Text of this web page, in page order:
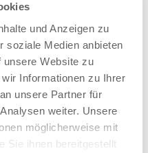
und Anzeigen zu
soziale Medien anbieten
unsere Website zu
Informationen zu Ihrer
unsere Partner für
weiter. Unsere
möglicherweise mit
Sie ihnen bereitgestellt